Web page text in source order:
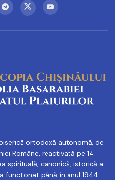
ortodoxă autonomă, de
Române, reactivată pe 14
spirituală, canonică, istorică a
funcționat până în anul 1944